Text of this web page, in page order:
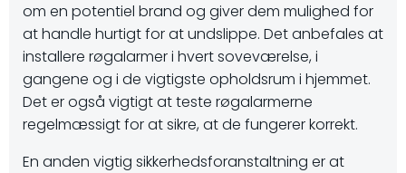
om en potentiel brand og giver dem mulighed for
at handle hurtigt for at undslippe. Det anbefales at
installere røgalarmer i hvert soveværelse, i
gangene og i de vigtigste opholdsrum i hjemmet.
Det er også vigtigt at teste røgalarmerne
regelmæssigt for at sikre, at de fungerer korrekt.
En anden vigtig sikkerhedsforanstaltning er at